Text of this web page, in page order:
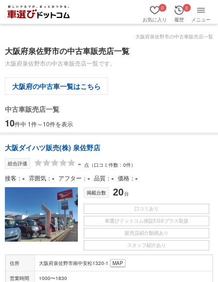
お気に入り
0
履歴
0
メニュー
大阪府泉佐野市の中古車販売店一覧
大阪府泉佐野市の中古車販売店一覧
大阪府泉佐野市の中古車販売店一覧です。
大阪府の中古車一覧はこちら
中古車販売店一覧
10件中 1件～10件を表示
大阪ダイハツ販売(株) 泉佐野店
総合評価 - 点 （口コミ件数：0件）
接客 - 雰囲気 - アフター - 品質 - 価格 -
掲載台数 20台
口コミあり
車選びドットコム保証EGSプラス取扱
販売店紹介動画あり
スタッフ紹介あり
住所 大阪府泉佐野市南中安松1320-1 MAP
営業時間 1000〜1830